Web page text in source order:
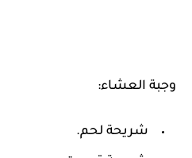
وجبة العشاء:
شريحة لحم.